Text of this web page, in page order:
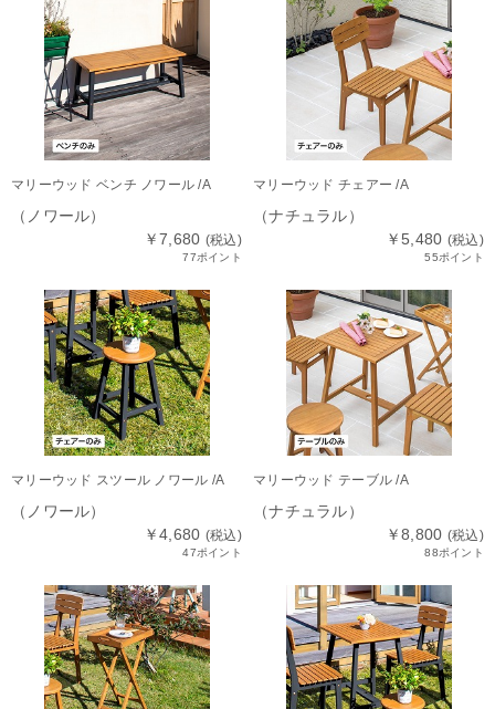
マリーウッド ベンチ ノワール /A
（ノワール）
￥7,680 (税込)
77ポイント
マリーウッド チェアー /A
（ナチュラル）
￥5,480 (税込)
55ポイント
マリーウッド スツール ノワール /A
（ノワール）
￥4,680 (税込)
47ポイント
マリーウッド テーブル /A
（ナチュラル）
￥8,800 (税込)
88ポイント